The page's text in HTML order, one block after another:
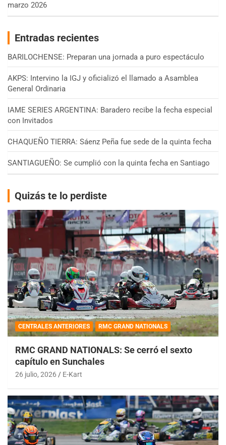
marzo 2026
Entradas recientes
BARILOCHENSE: Preparan una jornada a puro espectáculo
AKPS: Intervino la IGJ y oficializó el llamado a Asamblea
General Ordinaria
IAME SERIES ARGENTINA: Baradero recibe la fecha especial
con Invitados
CHAQUEÑO TIERRA: Sáenz Peña fue sede de la quinta fecha
SANTIAGUEÑO: Se cumplió con la quinta fecha en Santiago
Quizás te lo perdiste
CENTRALES ANTERIORES RMC GRAND NATIONALS
RMC GRAND NATIONALS: Se cerró el sexto
capítulo en Sunchales
26 julio, 2026 E-Kart